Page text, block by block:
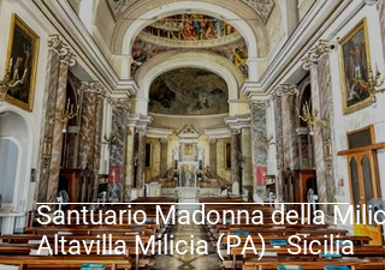
Santuario Madonna della
Altavilla Milicia (PA) - Sicilia